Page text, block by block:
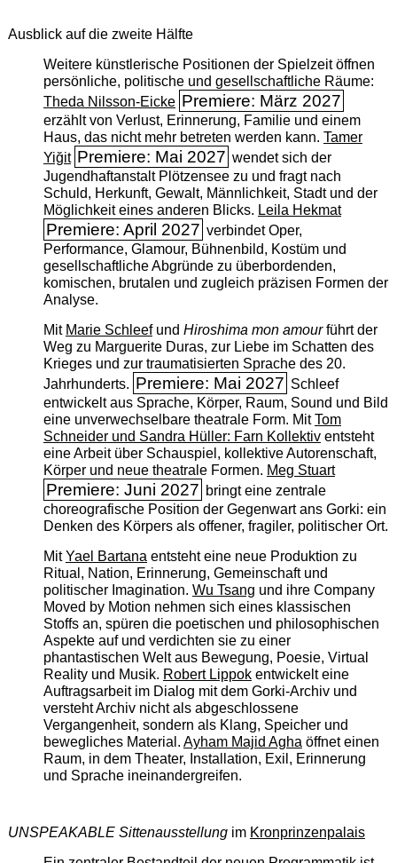
Ausblick auf die zweite Hälfte
Weitere künstlerische Positionen der Spielzeit öffnen
persönliche, politische und gesellschaftliche Räume:
Theda Nilsson-Eicke Premiere: März 2027
erzählt von Verlust, Erinnerung, Familie und einem
Haus, das nicht mehr betreten werden kann. Tamer
Yiğit Premiere: Mai 2027 wendet sich der
Jugendhaftanstalt Plötzensee zu und fragt nach
Schuld, Herkunft, Gewalt, Männlichkeit, Stadt und der
Möglichkeit eines anderen Blicks. Leila Hekmat
Premiere: April 2027 verbindet Oper,
Performance, Glamour, Bühnenbild, Kostüm und
gesellschaftliche Abgründe zu überbordenden,
komischen, brutalen und zugleich präzisen Formen der
Analyse.
Mit Marie Schleefund Hiroshima mon amourführt der
Weg zu Marguerite Duras, zur Liebe im Schatten des
Krieges und zur traumatisierten Sprache des 20.
Jahrhunderts. Premiere: Mai 2027 Schleef
entwickelt aus Sprache, Körper, Raum, Sound und Bild
eine unverwechselbare theatrale Form. MitTom
Schneider und Sandra Hüller: Farn Kollektiventsteht
eine Arbeit über Schauspiel, kollektive Autorenschaft,
Körper und neue theatrale Formen. Meg Stuart
Premiere: Juni 2027 bringt eine zentrale
choreografische Position der Gegenwart ans Gorki: ein
Denken des Körpers als offener, fragiler, politischer Ort.
MitYael Bartanaentsteht eine neue Produktion zu
Ritual, Nation, Erinnerung, Gemeinschaft und
politischer Imagination. Wu Tsang und ihre Company
Moved by Motion nehmen sich eines klassischen
Stoffs an, spüren die poetischen und philosophischen
Aspekte auf und verdichten sie zu einer
phantastischen Welt aus Bewegung, Poesie, Virtual
Reality und Musik. Robert Lippokentwickelt eine
Auftragsarbeit im Dialog mit dem Gorki-Archiv und
versteht Archiv nicht als abgeschlossene
Vergangenheit, sondern als Klang, Speicher und
bewegliches Material. Ayham Majid Aghaöffnet einen
Raum, in dem Theater, Installation, Exil, Erinnerung
und Sprache ineinandergreifen.
UNSPEAKABLE Sittenausstellungim Kronprinzenpalais